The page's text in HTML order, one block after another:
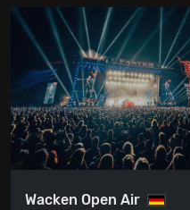
Wacken Open Air